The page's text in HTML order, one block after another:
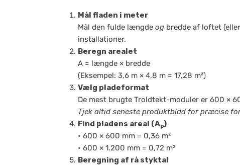
Mål fladen i meter
Mål den fulde længdeog bredde af loftet
installationer.
Beregn arealet
A = længde × bredde
(Eksempel: 3,6 m × 4,8 m = 17,28 m²)
Vælg pladeformat
De mest brugte Troldtekt-moduler er 600 ×
Tjek altid seneste produktblad for præcise
Find pladens areal (Ap)
• 600 × 600 mm = 0,36 m²
• 600 × 1.200 mm = 0,72 m²
Beregning af rå styktal